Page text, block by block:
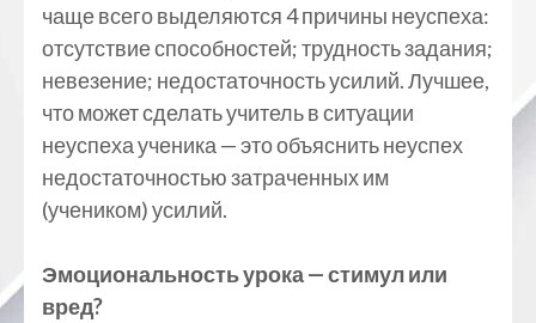
чаще всего выделяются 4 причины неуспеха:
отсутствие способностей; трудность задания;
невезение; недостаточность усилий. Лучшее,
что может сделать учитель в ситуации
неуспеха ученика — это объяснить неуспех
недостаточностью затраченных им
(учеником) усилий.
Эмоциональность урока — стимул или
вред?